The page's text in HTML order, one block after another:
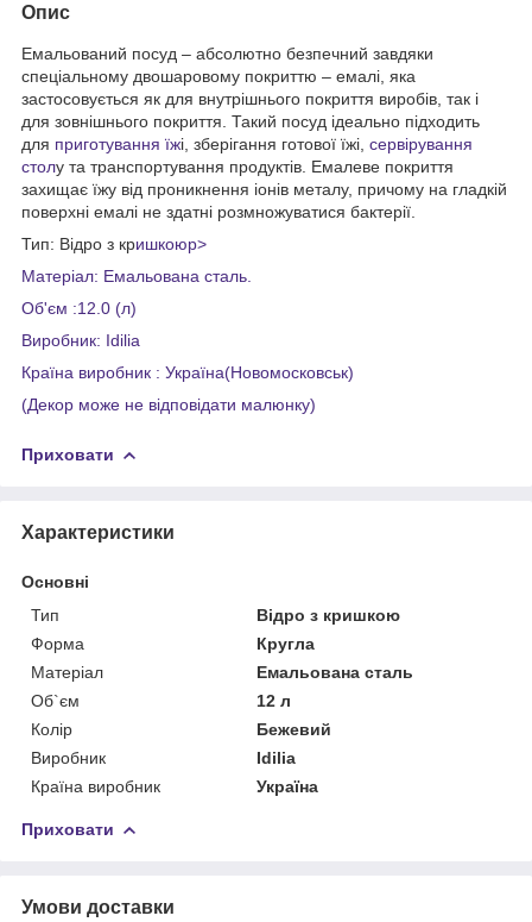
Опис
Емальований посуд – абсолютно безпечний завдяки
спеціальному двошаровому покриттю – емалі, яка
застосовується як для внутрішнього покриття виробів, так і
для зовнішнього покриття. Такий посуд ідеально підходить
для приготування їжі, зберігання готової їжі, сервірування
столу та транспортування продуктів. Емалеве покриття
захищає їжу від проникнення іонів металу, причому на гладкій
поверхні емалі не здатні розмножуватися бактерії.
Тип: Відро з кришкоюp>
Матеріал: Емальована сталь.
Об'єм :12.0 (л)
Виробник: Idilia
Країна виробник : Україна(Новомосковськ)
(Декор може не відповідати малюнку)
Приховати
Характеристики
Основні
Тип
Відро з кришкою
Форма
Кругла
Матеріал
Емальована сталь
Об`єм
12 л
Колір
Бежевий
Виробник
Idilia
Країна виробник
Україна
Приховати
Умови доставки